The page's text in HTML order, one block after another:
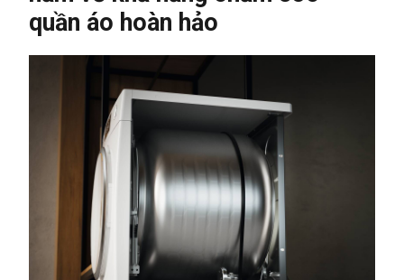
quần áo hoàn hảo